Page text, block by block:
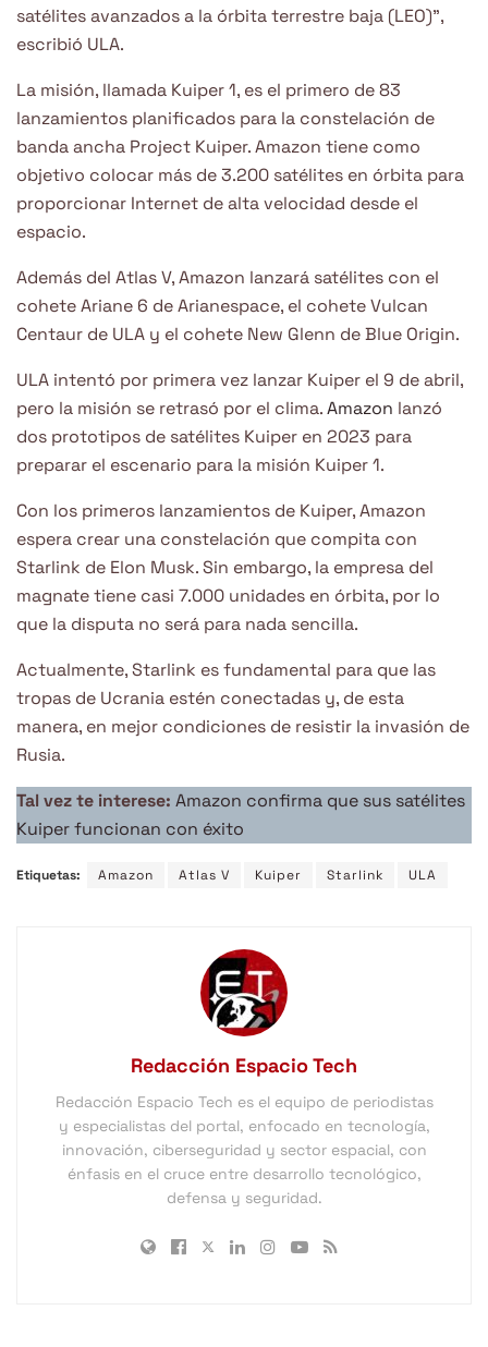
satélites avanzados a la órbita terrestre baja (LEO)”,
escribió ULA.
La misión, llamada Kuiper 1, es el primero de 83
lanzamientos planificados para la constelación de
banda ancha Project Kuiper. Amazon tiene como
objetivo colocar más de 3.200 satélites en órbita para
proporcionar Internet de alta velocidad desde el
espacio.
Además del Atlas V, Amazon lanzará satélites con el
cohete Ariane 6 de Arianespace, el cohete Vulcan
Centaur de ULA y el cohete New Glenn de Blue Origin.
ULA intentó por primera vez lanzar Kuiper el 9 de abril,
pero la misión se retrasó por el clima.Amazon lanzó
dos prototipos de satélites Kuiper en 2023 para
preparar el escenario para la misión Kuiper 1.
Con los primeros lanzamientos de Kuiper, Amazon
espera crear una constelación que compita con
Starlink de Elon Musk. Sin embargo, la empresa del
magnate tiene casi 7.000 unidades en órbita, por lo
que la disputa no será para nada sencilla.
Actualmente, Starlink es fundamental para que las
tropas de Ucrania estén conectadas y, de esta
manera, en mejor condiciones de resistir la invasión de
Rusia.
Tal vez te interese: Amazon confirma que sus satélites
Kuiper funcionan con éxito
Etiquetas: Amazon Atlas V Kuiper Starlink ULA
Redacción Espacio Tech
Redacción Espacio Tech es el equipo de periodistas
y especialistas del portal, enfocado en tecnología,
innovación, ciberseguridad y sector espacial, con
énfasis en el cruce entre desarrollo tecnológico,
defensa y seguridad.